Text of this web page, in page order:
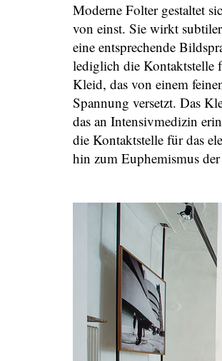
Moderne Folter gestaltet
von einst. Sie wirkt
eine entsprechende
lediglich die Kontaktstelle
Kleid, das von einem
Spannung versetzt. Das
das an Intensivmedizin
die Kontaktstelle für das
hin zum Euphemismus der